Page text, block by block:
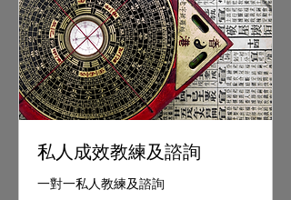
私人成效教練及諮詢
一對一私人教練及諮詢